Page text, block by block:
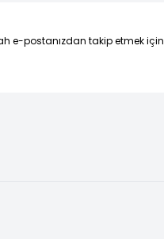
e-postanızdan takip etmek için